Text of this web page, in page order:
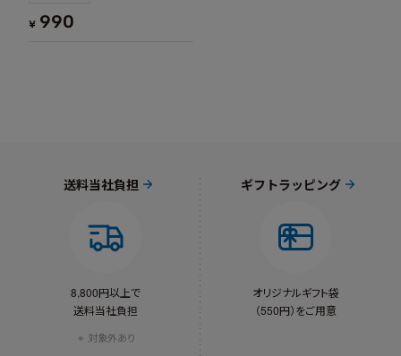
¥ 990
送料当社負担
8,800円以上で
送料当社負担
対象外あり
ギフトラッピング
オリジナルギフト袋
（550円）をご用意